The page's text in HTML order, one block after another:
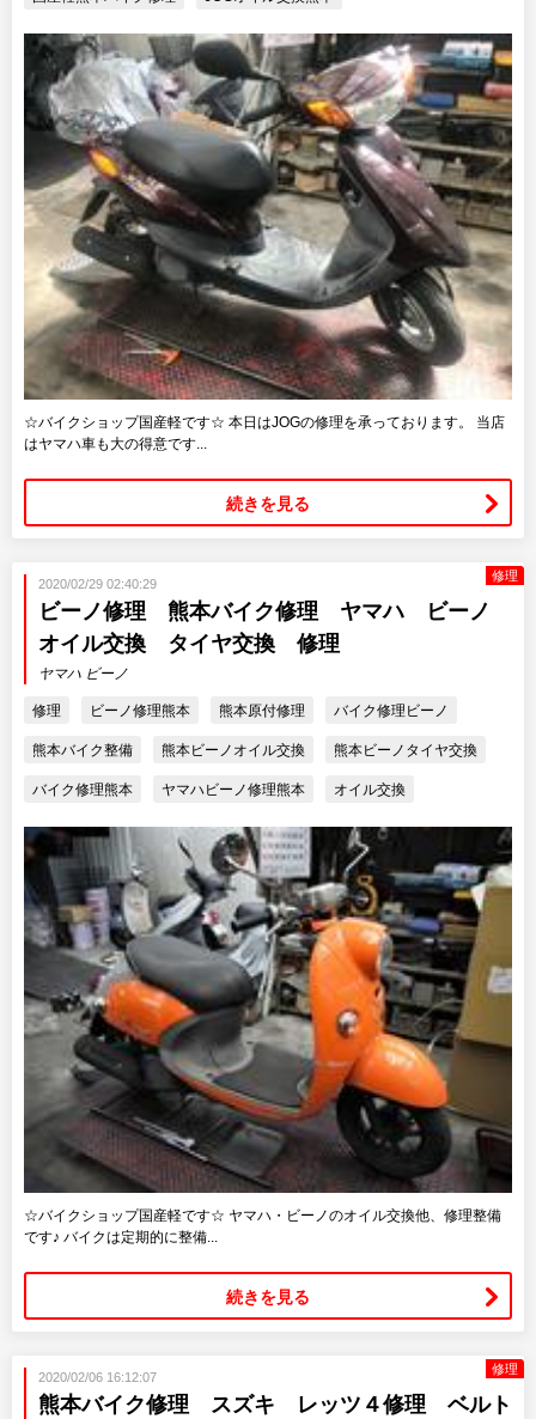
☆バイクショップ国産軽です☆ 本日はJOGの修理を承っております。 当店
はヤマハ車も大の得意です...
続きを見る
修理
2020/02/29 02:40:29
ビーノ修理 熊本バイク修理 ヤマハ ビーノ
オイル交換 タイヤ交換 修理
ヤマハ ビーノ
修理 ビーノ修理熊本 熊本原付修理 バイク修理ビーノ
熊本バイク整備 熊本ビーノオイル交換 熊本ビーノタイヤ交換
バイク修理熊本 ヤマハビーノ修理熊本 オイル交換
☆バイクショップ国産軽です☆ ヤマハ・ビーノのオイル交換他、修理整備
です♪ バイクは定期的に整備...
続きを見る
修理
2020/02/06 16:12:07
熊本バイク修理 スズキ レッツ４修理 ベルト